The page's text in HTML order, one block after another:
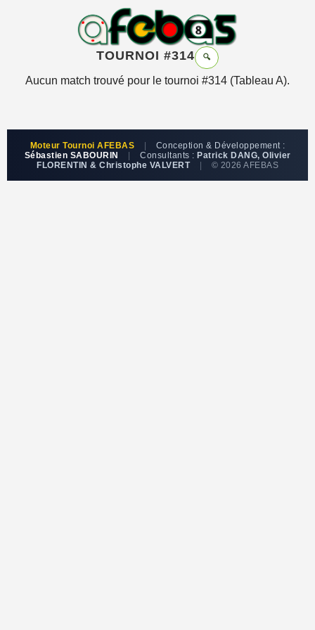
TOURNOI #314 🔍
Aucun match trouvé pour le tournoi #314 (Tableau A).
Moteur Tournoi AFEBAS
Conception & Développement :
Sébastien SABOURIN
Consultants : Patrick DANG, Olivier
FLORENTIN & Christophe VALVERT
© 2026 AFEBAS